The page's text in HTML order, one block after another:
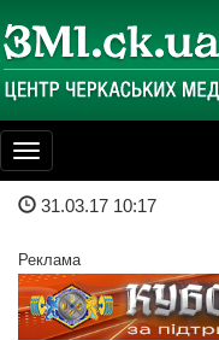
Toggle
navigation
31.03.17 10:17
Реклама